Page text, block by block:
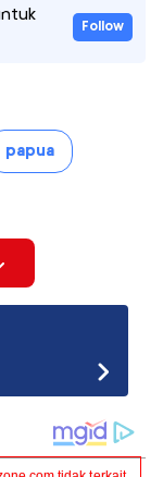
Follow
papua